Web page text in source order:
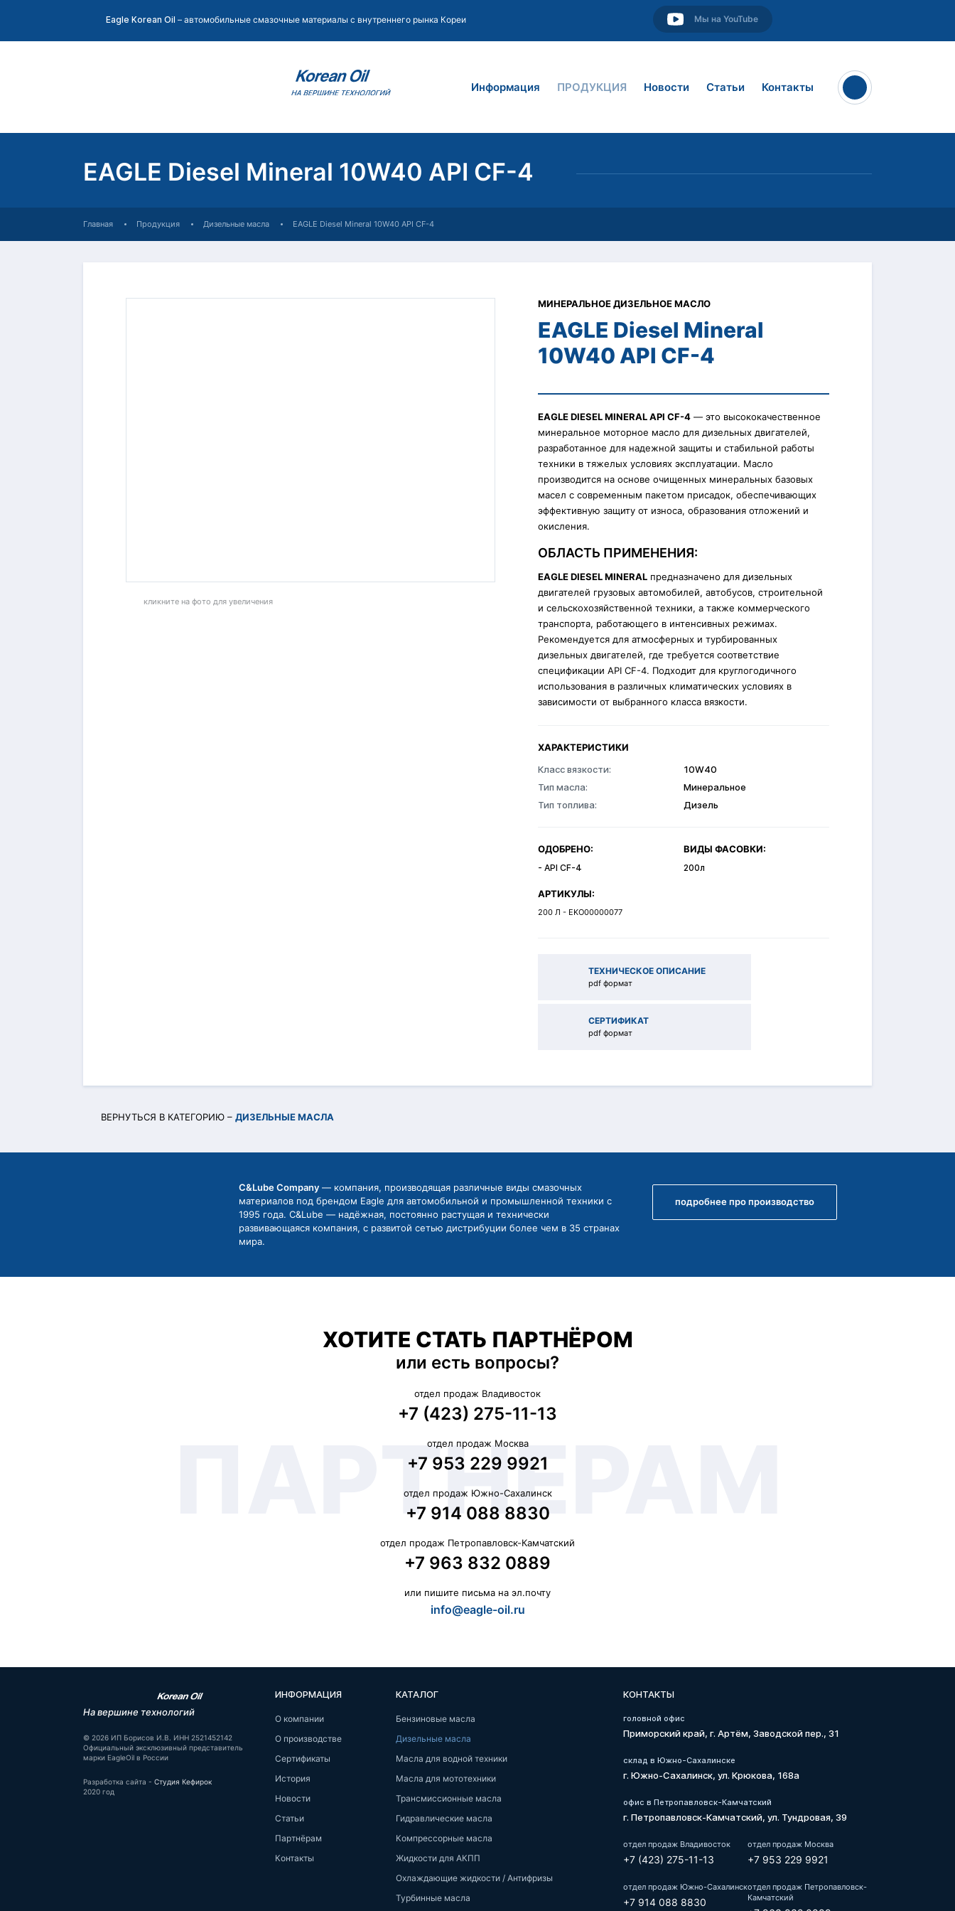
Eagle Korean Oil – автомобильные смазочные материалы с внутреннего рынка Кореи Мы на YouTube
Информация ПРОДУКЦИЯ Новости Статьи Контакты
EAGLE Diesel Mineral 10W40 API CF-4
Главная Продукция Дизельные масла EAGLE Diesel Mineral 10W40 API CF-4
кликните на фото для увеличения
МИНЕРАЛЬНОЕ ДИЗЕЛЬНОЕ МАСЛО
EAGLE Diesel Mineral
10W40 API CF-4
EAGLE DIESEL MINERAL API CF-4 — это высококачественное
минеральное моторное масло для дизельных двигателей,
разработанное для надежной защиты и стабильной работы
техники в тяжелых условиях эксплуатации. Масло
производится на основе очищенных минеральных базовых
масел с современным пакетом присадок, обеспечивающих
эффективную защиту от износа, образования отложений и
окисления.
ОБЛАСТЬ ПРИМЕНЕНИЯ:
EAGLE DIESEL MINERAL предназначено для дизельных
двигателей грузовых автомобилей, автобусов, строительной
и сельскохозяйственной техники, а также коммерческого
транспорта, работающего в интенсивных режимах.
Рекомендуется для атмосферных и турбированных
дизельных двигателей, где требуется соответствие
спецификации API CF-4. Подходит для круглогодичного
использования в различных климатических условиях в
зависимости от выбранного класса вязкости.
ХАРАКТЕРИСТИКИ
Класс вязкости:
10W40
Тип масла:
Минеральное
Тип топлива:
Дизель
ОДОБРЕНО:
- API CF-4
ВИДЫ ФАСОВКИ:
200л
АРТИКУЛЫ:
200 Л - EKO00000077
ТЕХНИЧЕСКОЕ ОПИСАНИЕ
pdf формат
СЕРТИФИКАТ
pdf формат
ВЕРНУТЬСЯ В КАТЕГОРИЮ – ДИЗЕЛЬНЫЕ МАСЛА
C&Lube Company — компания, производящая различные виды смазочных
материалов под брендом Eagle для автомобильной и промышленной техники с
1995 года. C&Lube — надёжная, постоянно растущая и технически
развивающаяся компания, с развитой сетью дистрибуции более чем в 35 странах
мира.
подробнее про производство
ХОТИТЕ СТАТЬ ПАРТНЁРОМ
или есть вопросы?
отдел продаж Владивосток
+7 (423) 275-11-13
отдел продаж Москва
+7 953 229 9921
отдел продаж Южно-Сахалинск
+7 914 088 8830
отдел продаж Петропавловск-Камчатский
+7 963 832 0889
или пишите письма на эл.почту
info@eagle-oil.ru
КОНТАКТЫ
головной офис
Приморский край, г. Артём, Заводской пер., 31
склад в Южно-Сахалинске
г. Южно-Сахалинск, ул. Крюкова, 168а
офис в Петропавловск-Камчатский
г. Петропавловск-Камчатский, ул. Тундровая, 39
отдел продаж Владивосток
+7 (423) 275-11-13
отдел продаж Москва
+7 953 229 9921
отдел продаж Южно-Сахалинск
+7 914 088 8830
отдел продаж Петропавловск-
Камчатский
ИНФОРМАЦИЯ
О компании
О производстве
Сертификаты
История
Новости
Статьи
Партнёрам
Контакты
КАТАЛОГ
Бензиновые масла
Дизельные масла
Масла для водной техники
Масла для мототехники
Трансмиссионные масла
Гидравлические масла
Компрессорные масла
Жидкости для АКПП
Охлаждающие жидкости / Антифризы
Турбинные масла
На вершине технологий
© 2026 ИП Борисов И.В. ИНН 2521452142
Официальный эксклюзивный представитель
марки EagleOil в России
Разработка сайта - Студия Кефирок
2020 год